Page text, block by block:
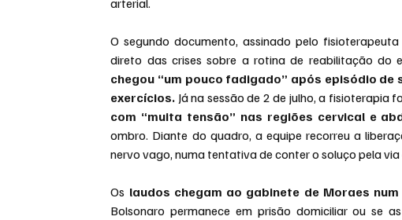
arterial.
O segundo documento, assinado pelo
direto das crises sobre a rotina de reabilitação do
chegou “um pouco fadigado” após episódio
exercícios. Já na sessão de 2 de julho, a fisioterapia
com “muita tensão” nas regiões cervical e
ombro. Diante do quadro, a equipe recorreu a
nervo vago, numa tentativa de conter o soluço pela
Os laudos chegam ao gabinete de Moraes
Bolsonaro permanece em prisão domiciliar ou se